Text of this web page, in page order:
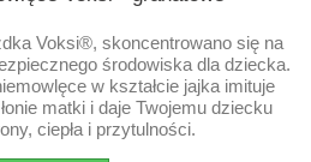
Voksi®, skoncentrowano się na
środowiska dla dziecka.
w kształcie jajka imituje
matki i daje Twojemu dziecku
ciepła i przytulności.